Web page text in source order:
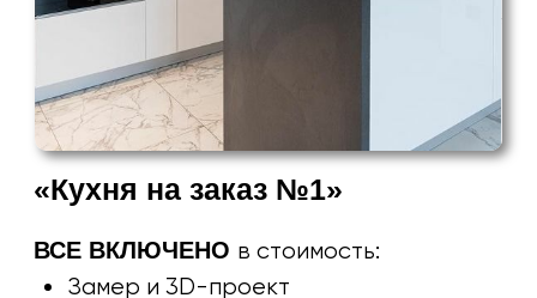
«Кухня на заказ №2»
ВСЕ ВКЛЮЧЕНОв стоимость:
Замер и 3D-проект
Доставка бесплатно
Изготовление 2 недели
Рассчитать в своем стиле